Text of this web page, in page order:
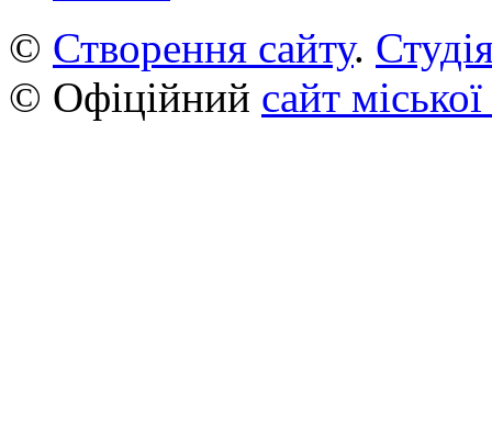
© Створення сайту.
© Офіційний сайт